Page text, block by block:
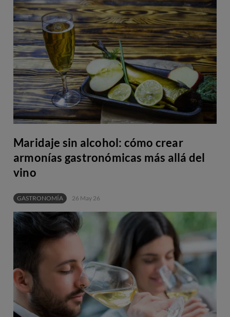
Maridaje sin alcohol: cómo crear
armonías gastronómicas más allá del
vino
GASTRONOMÍA 26 May 26